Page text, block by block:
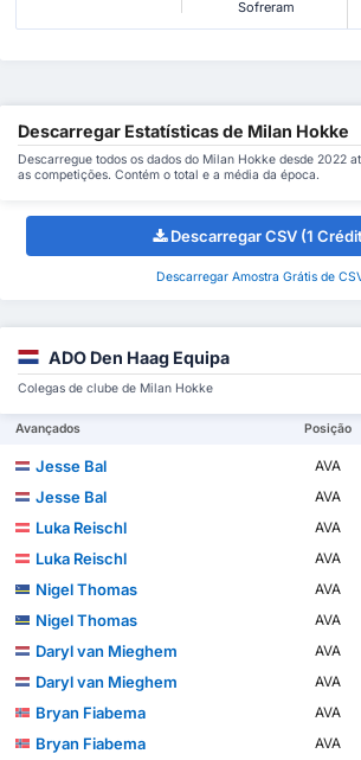
Sofreram
Descarregar Estatísticas de Milan Hokke
Descarregue todos os dados do Milan Hokke desde 2022
as competições. Contém o total e a média da época.
Descarregar CSV (1
Descarregar Amostra Grátis de
ADO Den Haag Equipa
Colegas de clube de Milan Hokke
Avançados Posição
Jesse Bal AVA
Jesse Bal
AVA
Luka Reischl
AVA
Luka Reischl
AVA
Nigel Thomas
AVA
Nigel Thomas
AVA
Daryl van Mieghem
AVA
Daryl van Mieghem
AVA
Bryan Fiabema
AVA
Bryan Fiabema
AVA